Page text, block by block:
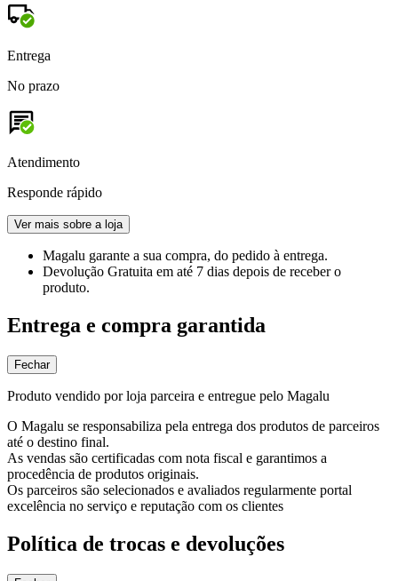
Entrega
No prazo
Atendimento
Responde rápido
Ver mais sobre a loja
Magalu garante a sua compra, do pedido à entrega.
Devolução Gratuita em até 7 dias depois de receber o
produto.
Entrega e compra garantida
Fechar
Produto vendido por loja parceira e entregue pelo Magalu
O Magalu se responsabiliza pela entrega dos produtos de parceiros
até o destino final.
As vendas são certificadas com nota fiscal e garantimos a
procedência de produtos originais.
Os parceiros são selecionados e avaliados regularmente portal
excelência no serviço e reputação com os clientes
Política de trocas e devoluções